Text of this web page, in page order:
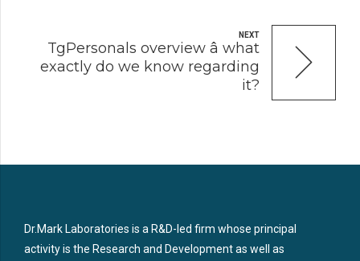
NEXT
TgPersonals overview â what
exactly do we know regarding
it?
Dr.Mark Laboratories is a R&D-led firm whose principal
activity is the Research and Development as well as